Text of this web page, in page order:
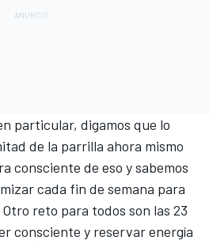
particular, digamos que lo
de la parrilla ahora mismo
consciente de eso y sabemos
cada fin de semana para
reto para todos son las 23
consciente y reservar energía